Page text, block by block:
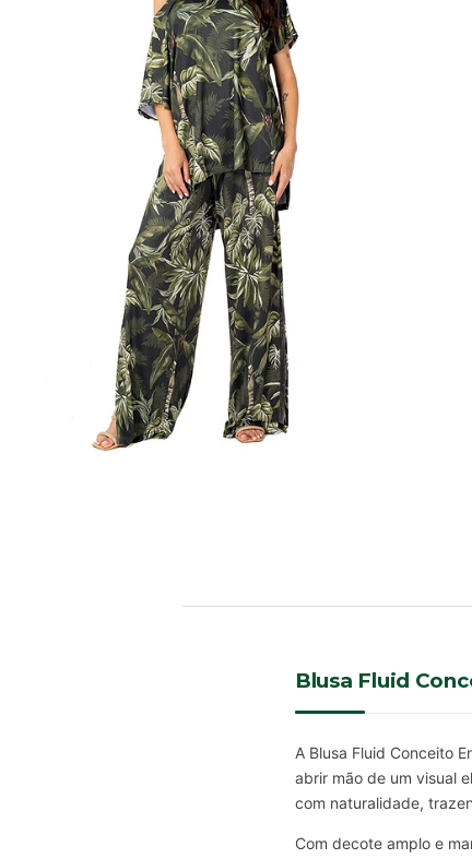
Blusa Fluid
A Blusa Fluid Conceito
abrir mão de um visual
com naturalidade,
Com decote amplo e